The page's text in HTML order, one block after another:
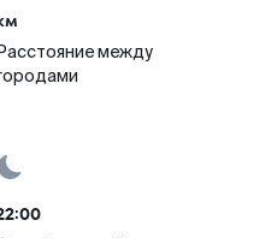
между